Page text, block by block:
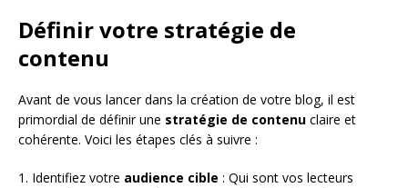
Définir votre stratégie de
contenu
Avant de vous lancer dans la création de votre blog, il est
primordial de définir une stratégie de contenu claire et
cohérente. Voici les étapes clés à suivre :
1. Identifiez votre audience cible : Qui sont vos lecteurs